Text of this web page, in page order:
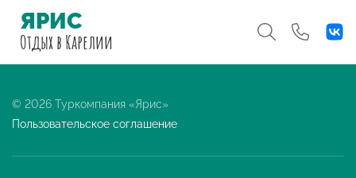
ЯРИС
Отдыхв Карелии
© 2026 Туркомпания «Ярис»
Пользовательское соглашение